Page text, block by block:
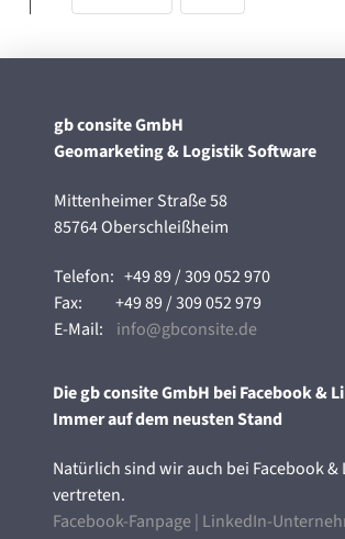
gb consite GmbH
Geomarketing & Logistik Software
Mittenheimer Straße 58
85764 Oberschleißheim
Telefon:+49 89 / 309 052 970
Fax:+49 89 / 309 052 979
E-Mail: info@gbconsite.de
Die gb consite GmbH bei Facebook &
Immer auf dem neusten Stand
Natürlich sind wir auch bei Facebook &
vertreten.
Facebook-Fanpage| LinkedIn-